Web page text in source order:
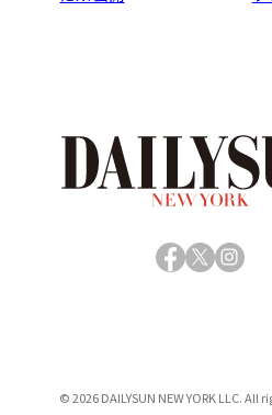
Facebook
X
© 2026 DAILYSUN NEW YORK LLC. All